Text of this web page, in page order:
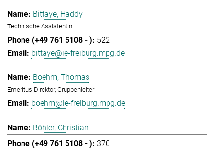
Bittaye, Haddy
Technische Assistentin
522
bittaye@ie-freiburg.mpg.de
Boehm, Thomas
Emeritus Direktor, Gruppenleiter
boehm@ie-freiburg.mpg.de
Böhler, Christian
370